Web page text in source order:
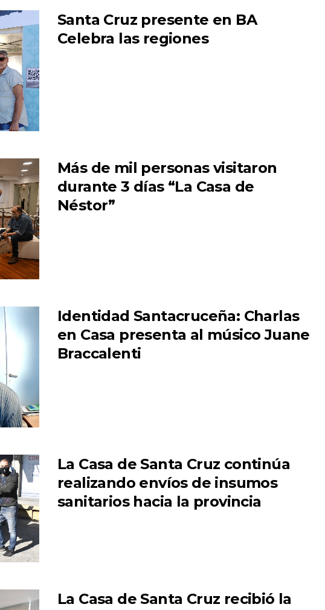
Santa Cruz presente en BA
Celebra las regiones
Más de mil personas visitaron
durante 3 días “La Casa de
Néstor”
Identidad Santacruceña: Charlas
en Casa presenta al músico Juane
Braccalenti
La Casa de Santa Cruz continúa
realizando envíos de insumos
sanitarios hacia la provincia
La Casa de Santa Cruz recibió la